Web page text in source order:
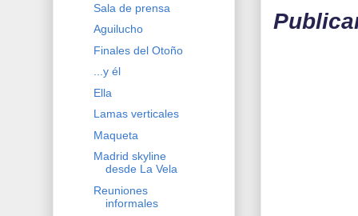
Sala de prensa
Aguilucho
Finales del Otoño
...y él
Ella
Lamas verticales
Maqueta
Madrid skyline
desde La Vela
Reuniones
informales